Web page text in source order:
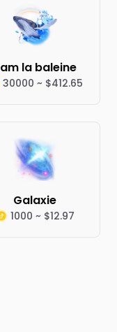
la baleine
30000 ~ $412.65
Galaxie
1000 ~ $12.97